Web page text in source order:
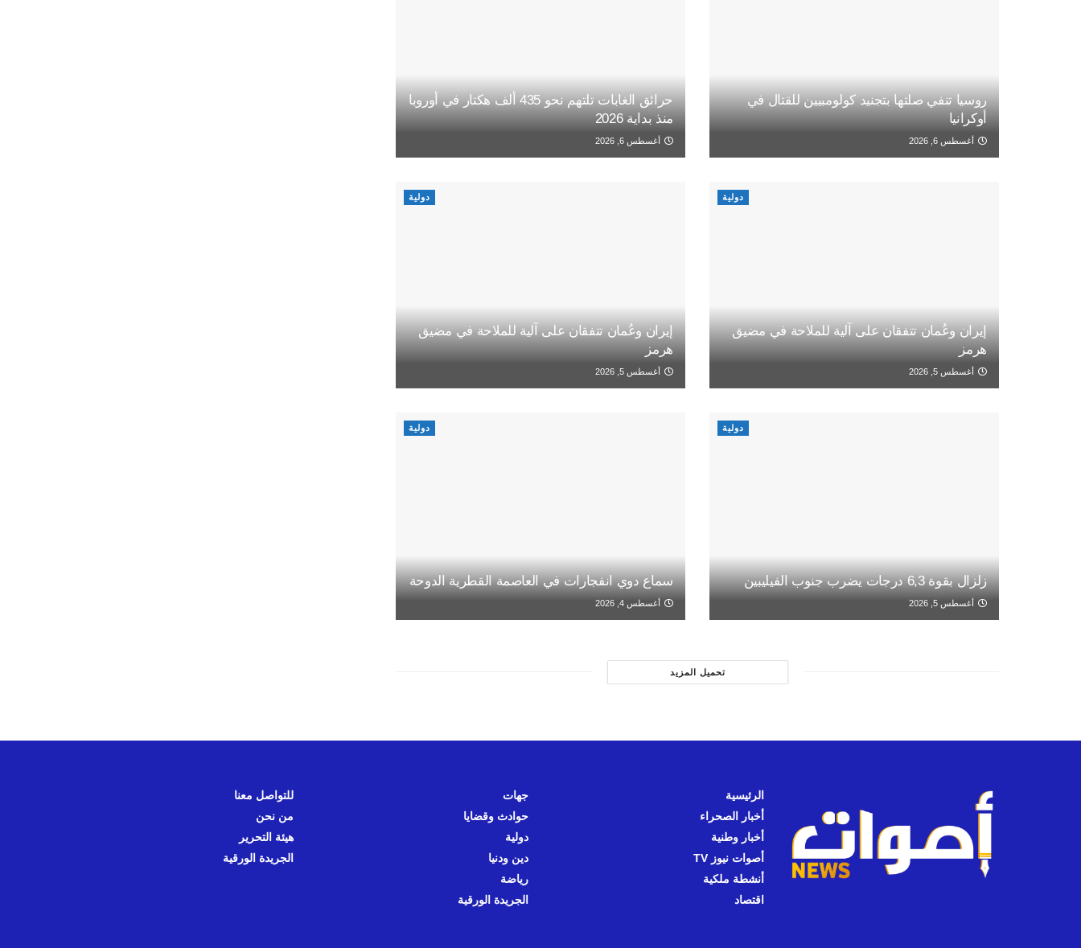
روسيا تنفي صلتها بتجنيد كولومبيين للقتال في
أوكرانيا
أغسطس 6, 2026
حرائق الغابات تلتهم نحو 435 ألف هكتار في أوروبا
منذ بداية 2026
أغسطس 6, 2026
دولية
إيران وعُمان تتفقان على آلية للملاحة في مضيق
هرمز
أغسطس 5, 2026
دولية
إيران وعُمان تتفقان على آلية للملاحة في مضيق
هرمز
أغسطس 5, 2026
دولية
زلزال بقوة 6,3 درجات يضرب جنوب الفيليبين
أغسطس 5, 2026
دولية
سماع دوي انفجارات في العاصمة القطرية الدوحة
أغسطس 4, 2026
تحميل المزيد
الرئيسية
أخبار الصحراء
أخبار وطنية
أصوات نيوز TV
أنشطة ملكية
اقتصاد
جهات
حوادث وقضايا
دولية
دين ودنيا
رياضة
الجريدة الورقية
للتواصل معنا
من نحن
هيئة التحرير
الجريدة الورقية